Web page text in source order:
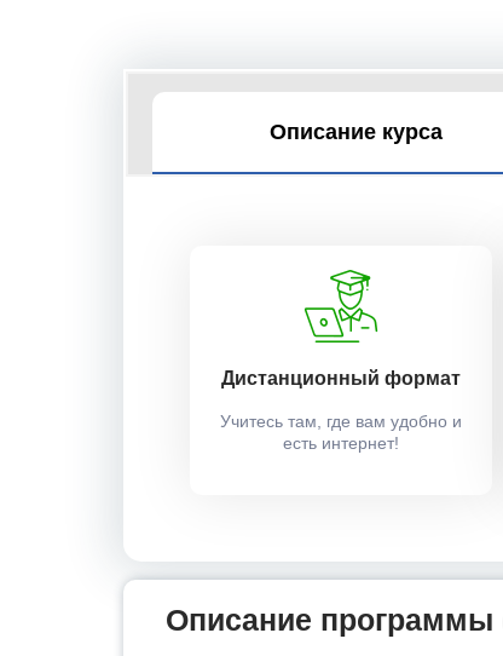
Описание курса
Дистанционный формат
Учитесь там, где вам удобно и
есть интернет!
Описание программы